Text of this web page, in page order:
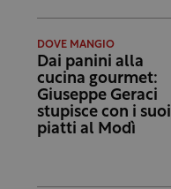
DOVE MANGIO
Dai panini alla
cucina gourmet:
Giuseppe Geraci
stupisce con i suoi
piatti al Modì